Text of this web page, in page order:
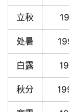
立秋
处暑
白露
秋分